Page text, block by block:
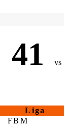
41 vs
Liga
FBM